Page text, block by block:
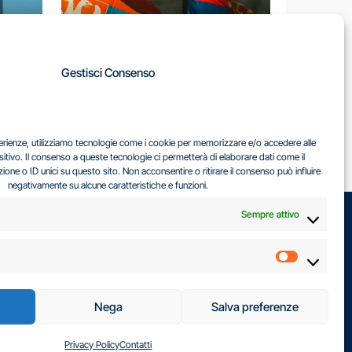
Gestisci Consenso
utilizziamo tecnologie come i cookie per memorizzare e/o accedere alle
Il consenso a queste tecnologie ci permetterà di elaborare dati come il
o ID unici su questo sito. Non acconsentire o ritirare il consenso può influire
negativamente su alcune caratteristiche e funzioni.
Sempre attivo
Nega Salva preferenze
Privacy PolicyContatti